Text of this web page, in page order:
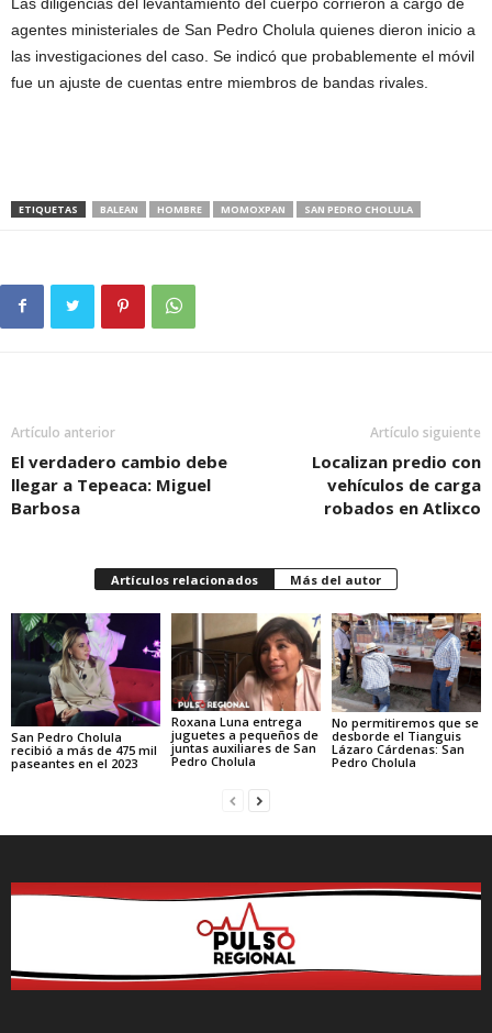
agentes ministeriales de San Pedro Cholula quienes dieron inicio a
las investigaciones del caso. Se indicó que probablemente el móvil
fue un ajuste de cuentas entre miembros de bandas rivales.
ETIQUETAS BALEAN HOMBRE MOMOXPAN SAN PEDRO CHOLULA
Artículo anterior
El verdadero cambio debe
llegar a Tepeaca: Miguel
Barbosa
Artículo siguiente
Localizan predio con
vehículos de carga
robados en Atlixco
Artículos relacionados Más del autor
San Pedro Cholula
recibió a más de 475 mil
paseantes en el 2023
Roxana Luna entrega
juguetes a pequeños de
juntas auxiliares de San
Pedro Cholula
No permitiremos que se
desborde el Tianguis
Lázaro Cárdenas: San
Pedro Cholula